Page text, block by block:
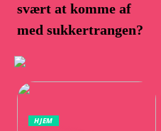
svært at komme af
med sukkertrangen?
HJEM